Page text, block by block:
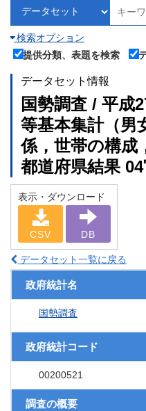
検索オプション
提供分類、表題を検索
データセット情報
国勢調査 / 平成
等基本集計（男
係，世帯の構成
都道府県結果
表示・ダウンロード
CSV DB
データセット一覧に戻る
政府統計名
国勢調査
政府統計コード
00200521
調査の概要